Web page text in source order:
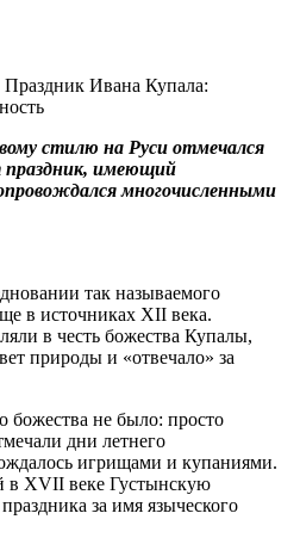
стилю на Руси отмечался
имеющий
многочисленными
так называемого
в источниках XII века.
в честь божества Купалы,
природы и «отвечало» за
божества не было: просто
дни летнего
игрищами и купаниями.
в XVII веке Густынскую
за имя языческого